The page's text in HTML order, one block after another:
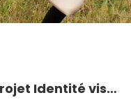
Designer vitrine chef de projet Identité visuelle H/F H/F